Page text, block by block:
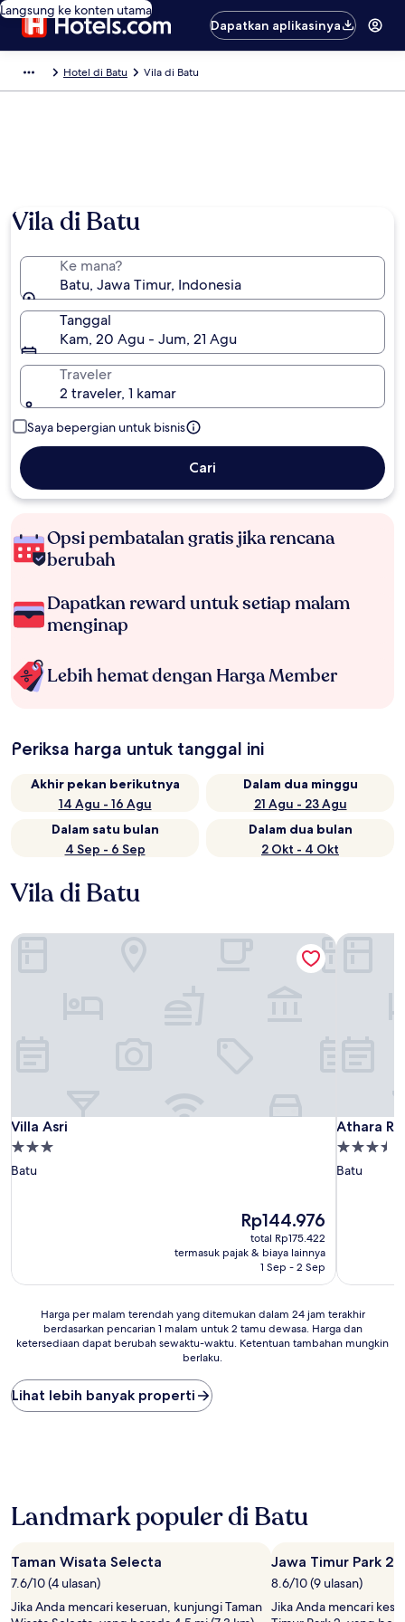
Langsung ke konten utama
Dapatkan aplikasinya
Hotel di Batu Vila di Batu
Vila di Batu
Ke mana?
Batu, Jawa Timur, Indonesia
Tanggal
Kam, 20 Agu - Jum, 21 Agu
Traveler
2 traveler, 1 kamar
Saya bepergian untuk bisnis
Cari
Opsi pembatalan gratis jika rencana
berubah
Dapatkan reward untuk setiap malam
menginap
Lebih hemat dengan Harga Member
Periksa harga untuk tanggal ini
Akhir pekan berikutnya
14 Agu - 16 Agu
Dalam dua minggu
21 Agu - 23 Agu
Dalam satu bulan
4 Sep - 6 Sep
Dalam dua bulan
2 Okt - 4 Okt
Vila di Batu
Villa Asri
Villa Asri
Properti
bintang
Batu
Harga
sekarang
Rp144.976
Rp144.976
total Rp175.422
termasuk pajak & biaya lainnya
1 Sep - 2 Sep
Villa Asri
Athara
Athara
Properti
bintang
Batu
Athara
Harga
malam
yang
ditemukan
dalam
1
malam
2
tamu
dewasa.
Harga
Harga per malam terendah yang ditemukan dalam 24 jam terakhir
berdasarkan pencarian 1 malam untuk 2 tamu dewasa. Harga dan
ketersediaan dapat berubah sewaktu-waktu. Ketentuan tambahan mungkin
berlaku.
Lihat lebih banyak properti
Landmark populer di Batu
Taman Wisata Selecta
7.6/10 (4 ulasan)
Jika Anda mencari keseruan, kunjungi Taman
Jawa Timur Park 2
8.6/10 (9 ulasan)
Jika Anda mencari